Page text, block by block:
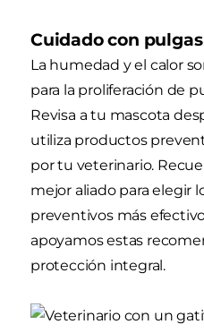
Cuidado con
La humedad y el calor
para la proliferación de
Revisa a tu mascota
utiliza productos
por tu veterinario.
mejor aliado para elegir
preventivos más
apoyamos estas
protección integral.